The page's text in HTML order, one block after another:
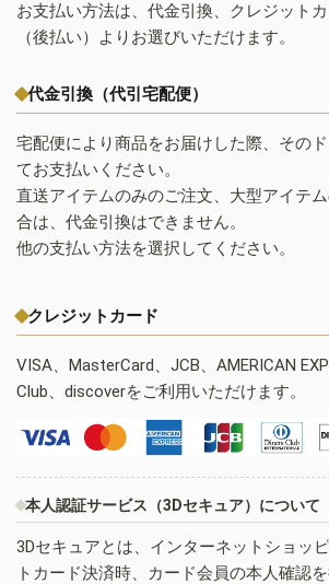
お支払い方法は、代金引換、クレジット
（後払い）よりお選びいただけます。
代金引換（代引宅配便）
宅配便により商品をお届けした際、その
てお支払いください。
直送アイテムのみのご注文、大型アイテ
合は、代金引換はできません。
他の支払い方法を選択してください。
クレジットカード
VISA、MasterCard、JCB、AMERICAN
Club、discoverをご利用いただけます。
本人認証サービス（3Dセキュア）について
3Dセキュアとは、インターネットショッ
トカード決済時、カード会員の本人確認